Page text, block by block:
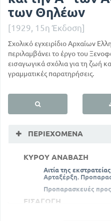
των Θηλέων
[1929, 15η Έκδοση]
Σχολικό εγχειρίδιο Αρχαίων
περιλαμβάνει το έργο του
εισαγωγικά σχόλια για τη ζωή
γραμματικές παρατηρήσεις.
ΠΕΡΙΕΧΌΜΕΝΑ
ΚΥΡΟΥ ΑΝΑΒΑΣΗ
Αιτία της
Αρταξέρξη.
Προπαρασκευές
ΕΙΣΑΓΩΓΗ